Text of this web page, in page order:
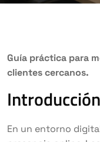
Guía práctica para
clientes cercanos.
Introducción
En un entorno